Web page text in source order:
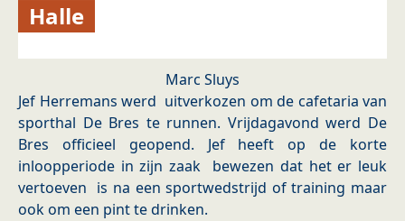
Halle
Marc Sluys
Jef Herremans werd uitverkozen om de cafetaria van
sporthal De Bres te runnen. Vrijdagavond werd De
Bres officieel geopend. Jef heeft op de korte
inloopperiode in zijn zaak bewezen dat het er leuk
vertoeven is na een sportwedstrijd of training maar
ook om een pint te drinken.